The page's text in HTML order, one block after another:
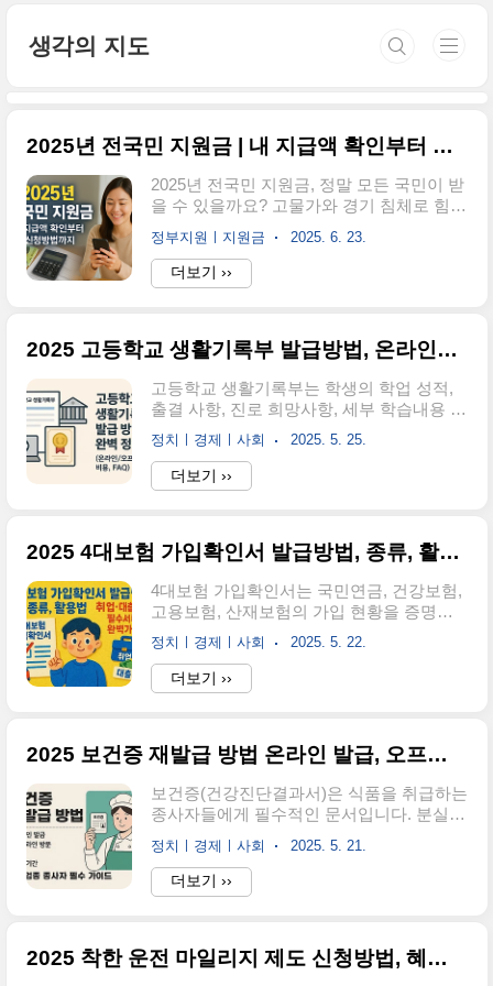
생각의 지도
2025년 전국민 지원금 | 내 지급액 확인부터 신청방법까지(예상 수령액 계산기 확인해보기)
2025년 전국민 지원금, 정말 모든 국민이 받
을 수 있을까요? 고물가와 경기 침체로 힘든
요즘, 정부에서 발표한 민생회복지원금이
화제입니다. 내가 얼마를 받을 수 있는지, 언
제 어떻게 신청해야 하는지 궁금하시죠? 이
글을 통해 놓치지 말아야 할 모든 정보를 확
는데 예전 같은 돈으로는 장바구니가 반도
부에서 전 국민을 대상으로 민생회복지원금
을 지급한다고 발표했더라고요!저도 처음
뉴스 봤을 때 "진짜야?"라는 생각이 들었는
데, 코로나19 재난지원금 이후 5년 만에 실
시되는 대규모 지원금이라고 하니까 정말
정부지원ㅣ지원금 2025. 6. 23.
더보기 ››
2025 고등학교 생활기록부 발급방법, 온라인발급, 졸업연도별 안내, 비용정보 - 완전 정리 가이드
고등학교 생활기록부는 학생의 학업 성적,
출결 사항, 진로 희망사항, 세부 학습내용 등
학교 생활 전반이 기록된 중요한 문서입니
다. 대학 입시, 취업 준비, 공무원 시험 등 다
양한 용도로 활용되며, 온라인과 오프라인
두 가지 방법으로 발급받을 수 있습니다.📱
는 방법입니다. 주로 정부24와 나이스 홈에
정부24를 통한 발급정부24는 국가에서 운영
하는 민원 포털로, 2017년 2월 이후 졸업생
부터 무료로 발급이 가능합니다.정부24 바
로가기정부24 홈페이지 접속검색창에 '생활
기록부' 또는 '생기부' 검색'학교생활기록부
정치ㅣ경제ㅣ사회 2025. 5. 25.
더보기 ››
2025 4대보험 가입확인서 발급방법, 종류, 활용법 - 취업·대출 필수서류 완벽가이드
4대보험 가입확인서는 국민연금, 건강보험,
고용보험, 산재보험의 가입 현황을 증명하
는 중요한 서류입니다. 취업, 이직, 은행 대
출 등 다양한 상황에서 요구되는 이 문서의
발급 방법과 활용에 관한 종합 정보를 알아
보세요.1. 4대보험 가입확인서의 개념과 종
불립니다. 이 증명서는 국민연금, 건강보험,
현황을 한 장의 문서로 확인할 수 있게 해줍
니다.주요 관련 증명서 종류4대보험과 관련
된 증명서는 크게 세 가지로 구분됩니다:가
에 어떤 형태로 가입되어 있는지를 증명하
정치ㅣ경제ㅣ사회 2025. 5. 22.
더보기 ››
2025 보건증 재발급 방법 온라인 발급, 오프라인 방문, 비용, 유효기간 - 식품업종 종사자 필수 가이드
보건증(건강진단결과서)은 식품을 취급하는
종사자들에게 필수적인 문서입니다. 분실하
거나 유효기간이 만료된 경우 재발급이 필
요한데요. 이 글에서는 2025년 기준 보건증
재발급 방법, 온라인과 오프라인 발급 절차,
유효기간, 비용 등에 관한 모든 정보를 종합
을 상세히 안내하여, 식품 관련 업종 종사자
정치ㅣ경제ㅣ사회 2025. 5. 21.
더보기 ››
2025 착한 운전 마일리지 제도 신청방법, 혜택, 활용방법 총정리 - 운전면허 벌점 감경 제도